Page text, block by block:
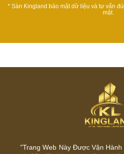
* Sàn Kingland bảo mật dữ liệu và tư vấn
mật.
"Trang Web Này Được Vận